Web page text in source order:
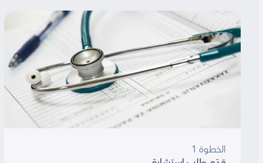
الخطوة 1